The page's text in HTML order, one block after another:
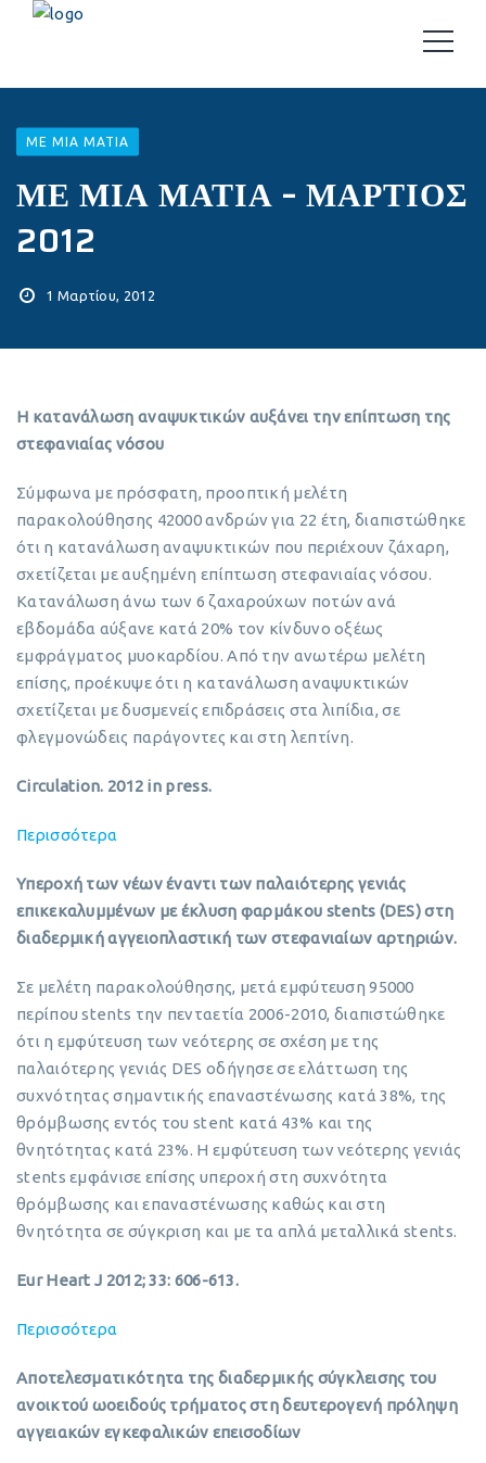
ΜΕ ΜΙΑ ΜΑΤΙΆ
ΜΕ ΜΙΑ ΜΑΤΙΑ – ΜΑΡΤΙΟΣ
2012
1 Μαρτίου, 2012
Η κατανάλωση αναψυκτικών αυξάνει την επίπτωση της
στεφανιαίας νόσου
Σύμφωνα με πρόσφατη, προοπτική μελέτη
παρακολούθησης 42000 ανδρών για 22 έτη, διαπιστώθηκε
ότι η κατανάλωση αναψυκτικών που περιέχουν ζάχαρη,
σχετίζεται με αυξημένη επίπτωση στεφανιαίας νόσου.
Κατανάλωση άνω των 6 ζαχαρούχων ποτών ανά
εβδομάδα αύξανε κατά 20% τον κίνδυνο οξέως
εμφράγματος μυοκαρδίου. Από την ανωτέρω μελέτη
επίσης, προέκυψε ότι η κατανάλωση αναψυκτικών
σχετίζεται με δυσμενείς επιδράσεις στα λιπίδια, σε
φλεγμονώδεις παράγοντες και στη λεπτίνη.
Circulation. 2012 in press.
Περισσότερα
Υπεροχή των νέων έναντι των παλαιότερης γενιάς
επικεκαλυμμένων με έκλυση φαρμάκου stents (DES) στη
διαδερμική αγγειοπλαστική των στεφανιαίων αρτηριών.
Σε μελέτη παρακολούθησης, μετά εμφύτευση 95000
περίπου stents την πενταετία 2006-2010, διαπιστώθηκε
ότι η εμφύτευση των νεότερης σε σχέση με της
παλαιότερης γενιάς DES οδήγησε σε ελάττωση της
συχνότητας σημαντικής επαναστένωσης κατά 38%, της
θρόμβωσης εντός του stent κατά 43% και της
θνητότητας κατά 23%. Η εμφύτευση των νεότερης γενιάς
stents εμφάνισε επίσης υπεροχή στη συχνότητα
θρόμβωσης και επαναστένωσης καθώς και στη
θνητότητα σε σύγκριση και με τα απλά μεταλλικά stents.
Eur Heart J 2012; 33: 606-613.
Περισσότερα
Αποτελεσματικότητα της διαδερμικής σύγκλεισης του
ανοικτού ωοειδούς τρήματος στη δευτερογενή πρόληψη
αγγειακών εγκεφαλικών επεισοδίων